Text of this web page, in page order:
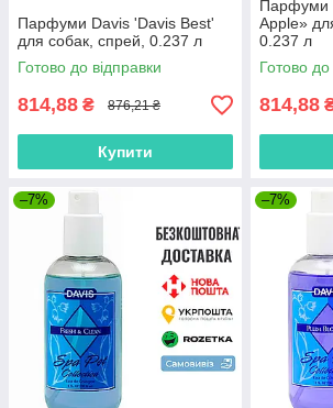
Парфуми Davis 'Davis Best'
для собак, спрей, 0.237 л
Готово до відправки
814,88 ₴ 876,21 ₴
Купити
Парфуми
Apple»
0.237 л
Готово до
814,88
–7% –7%